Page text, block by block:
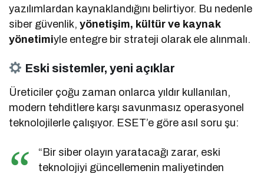
yazılımlardan kaynaklandığını belirtiyor. Bu nedenle
siber güvenlik,yönetişim, kültür ve kaynak
yönetimiyle entegre bir strateji olarak ele alınmalı.
Eski sistemler, yeni açıklar
Üreticiler çoğu zaman onlarca yıldır kullanılan,
modern tehditlere karşı savunmasız operasyonel
teknolojilerle çalışıyor. ESET’e göre asıl soru şu:
“Bir siber olayın yaratacağı zarar, eski
teknolojiyi güncellemenin maliyetinden